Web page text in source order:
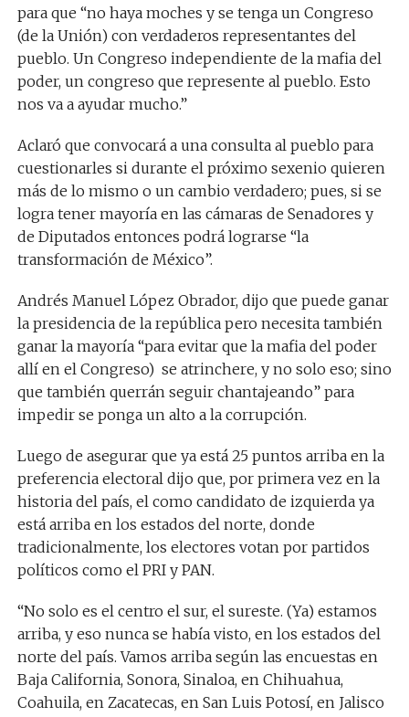
para que “no haya moches y se tenga un Congreso
(de la Unión) con verdaderos representantes del
pueblo. Un Congreso independiente de la mafia del
poder, un congreso que represente al pueblo. Esto
nos va a ayudar mucho.”
Aclaró que convocará a una consulta al pueblo para
cuestionarles si durante el próximo sexenio quieren
más de lo mismo o un cambio verdadero; pues, si se
logra tener mayoría en las cámaras de Senadores y
de Diputados entonces podrá lograrse “la
transformación de México”.
Andrés Manuel López Obrador, dijo que puede ganar
la presidencia de la república pero necesita también
ganar la mayoría “para evitar que la mafia del poder
allí en el Congreso) se atrinchere, y no solo eso; sino
que también querrán seguir chantajeando” para
impedir se ponga un alto a la corrupción.
Luego de asegurar que ya está 25 puntos arriba en la
preferencia electoral dijo que, por primera vez en la
historia del país, el como candidato de izquierda ya
está arriba en los estados del norte, donde
tradicionalmente, los electores votan por partidos
políticos como el PRI y PAN.
“No solo es el centro el sur, el sureste. (Ya) estamos
arriba, y eso nunca se había visto, en los estados del
norte del país. Vamos arriba según las encuestas en
Baja California, Sonora, Sinaloa, en Chihuahua,
Coahuila, en Zacatecas, en San Luis Potosí, en Jalisco